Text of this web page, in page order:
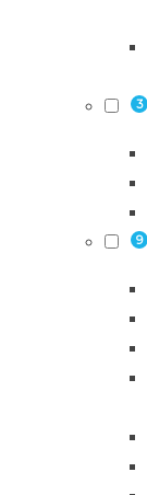
3
9